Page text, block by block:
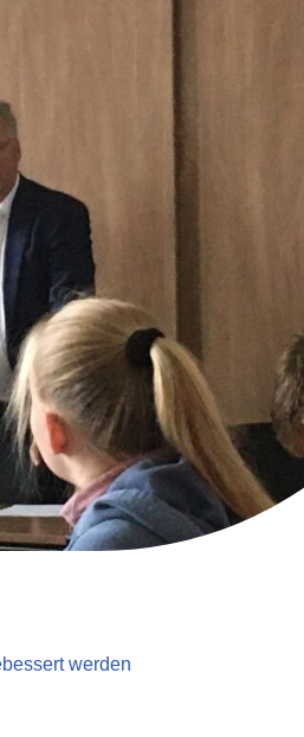
werden